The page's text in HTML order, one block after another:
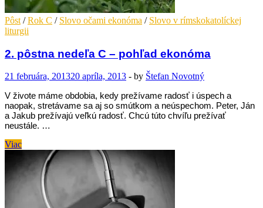
Pôst /Rok C / Slovo očami ekonóma / Slovo v rímskokatolíckej
liturgii
2. pôstna nedeľa C – pohľad ekonóma
21 februára, 201320 apríla, 2013 - by Štefan Novotný
V živote máme obdobia, kedy prežívame radosť i úspech a
naopak, stretávame sa aj so smútkom a neúspechom. Peter, Ján
a Jakub prežívajú veľkú radosť. Chcú túto chvíľu prežívať
neustále. …
2.
nedeľa
–
Viac